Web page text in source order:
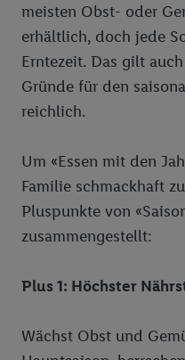
meisten Obst- oder
erhältlich, doch jede
Erntezeit. Das gilt
Gründe für den
reichlich.
Um «Essen mit den
Familie schmackhaft
Pluspunkte von
zusammengestellt:
Plus 1: Höchster
Wächst Obst und